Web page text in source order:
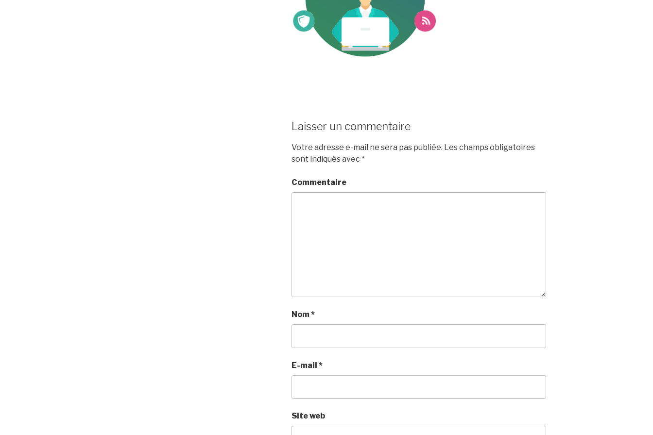
Laisser un commentaire
Votre adresse e-mail ne sera pas publiée. Les champs obligatoires
sont indiqués avec *
Commentaire
Nom*
E-mail *
Site web